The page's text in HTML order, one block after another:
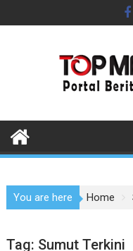
to
You are here Home
Tag: Sumut Terkini